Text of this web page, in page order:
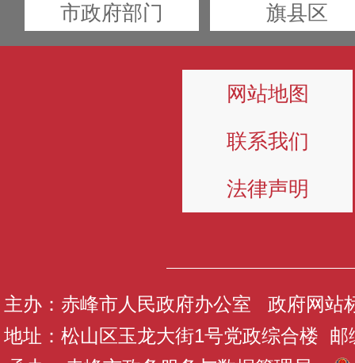
市政府部门 旗县区
网站地图
联系我们
法律声明
主办：赤峰市人民政府办公室 政府网站
地址：松山区玉龙大街1号党政综合楼 邮